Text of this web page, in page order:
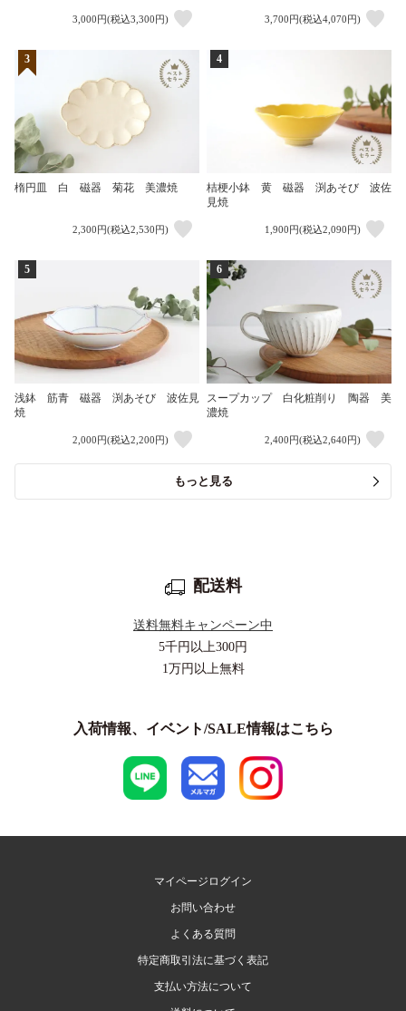
3,000円(税込3,300円) 3,700円(税込4,070円)
3
楕円皿 白 磁器 菊花 美濃焼
2,300円(税込2,530円)
4
桔梗小鉢 黄 磁器 渕あそび 波佐
見焼
1,900円(税込2,090円)
5
浅鉢 筋青 磁器 渕あそび 波佐見
焼
2,000円(税込2,200円)
6
スープカップ 白化粧削り 陶器 美
濃焼
2,400円(税込2,640円)
もっと見る
配送料
送料無料キャンペーン中
5千円以上300円
1万円以上無料
入荷情報、イベント/SALE情報はこちら
マイページログイン
お問い合わせ
よくある質問
特定商取引法に基づく表記
支払い方法について